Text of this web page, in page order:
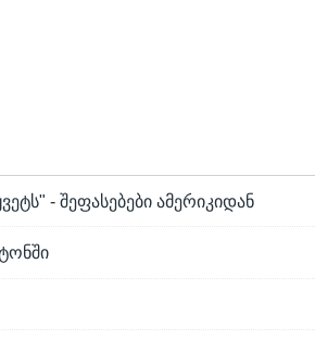
- შეფასებები ამერიკიდან